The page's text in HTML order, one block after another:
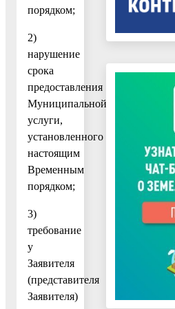
порядком;
2)
нарушение
срока
предоставления
Муниципальной
услуги,
установленного
настоящим
Временным
порядком;
3)
требование
у
Заявителя
(представителя
Заявителя)